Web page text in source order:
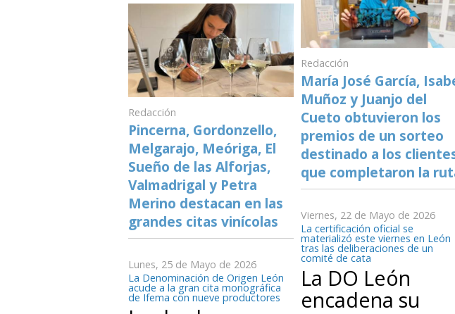
Redacción
Pincerna, Gordonzello,
Melgarajo, Meóriga, El
Sueño de las Alforjas,
Valmadrigal y Petra
Merino destacan en las
grandes citas vinícolas
Lunes, 25 de Mayo de 2026
La Denominación de Origen León
acude a la gran cita monográfica
de Ifema con nueve productores
Redacción
María José García,
Muñoz y Juanjo del
Cueto obtuvieron los
premios de un sorteo
destinado a los
que completaron la
Viernes, 22 de Mayo de 2026
La certificación oficial se
materializó este viernes en León
tras las deliberaciones de un
comité de cata
La DO León
encadena su